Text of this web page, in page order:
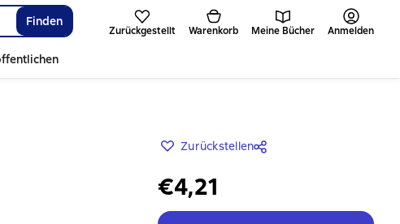
Finden
Zurückgestellt Warenkorb Meine Bücher Anmelden
Zurückstellen
€4,21